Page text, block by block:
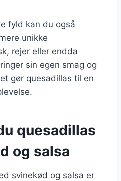
fyld kan du også
unikke
rejer eller endda
sin egen smag og
gør quesadillas til en
quesadillas
og salsa
svinekød og salsa er